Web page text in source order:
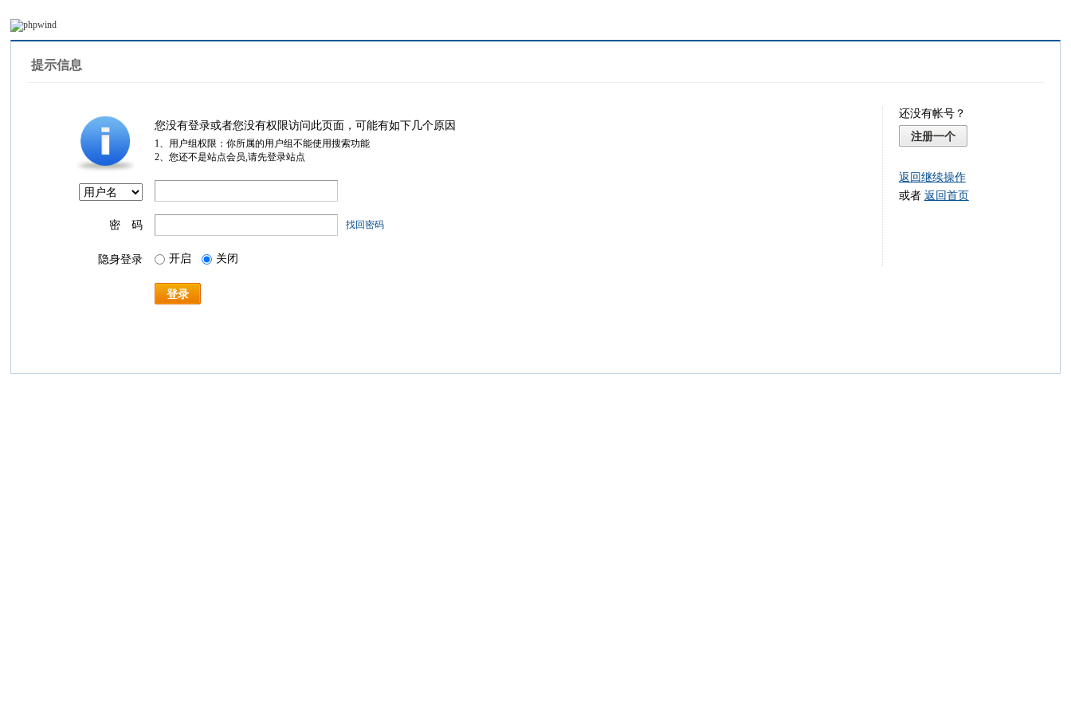
提示信息
您没有登录或者您没有权限访问此页面，可能有如下几个原因
1、用户组权限：你所属的用户组不能使用搜索功能
2、您还不是站点会员,请先登录站点
密 码 找回密码
隐身登录 开启 关闭
登录
还没有帐号？
注册一个
返回继续操作
或者 返回首页